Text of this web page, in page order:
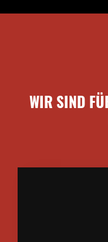
WIR SIND